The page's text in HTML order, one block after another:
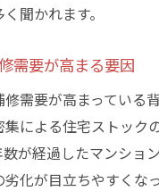
聞かれます。
需要が高まる要因
需要が高まっている
による住宅ストック
が経過したマンショ
化が目立ちやすくなっ